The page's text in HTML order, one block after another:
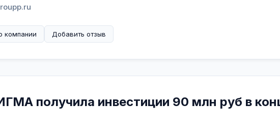
компании Добавить отзыв
получила инвестиции 90 млн руб в